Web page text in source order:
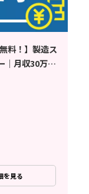
料！】製造ス
｜月収30万円
者歓迎｜正
を見る